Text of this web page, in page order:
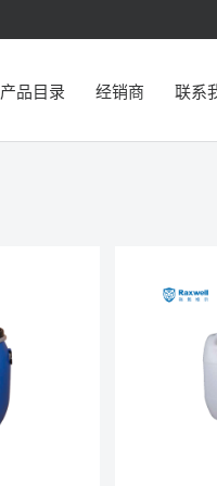
产品目录 经销商 联系